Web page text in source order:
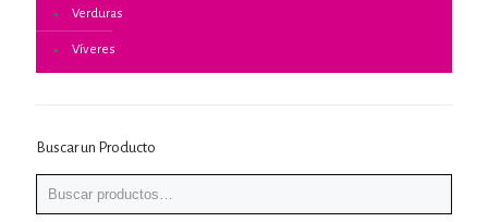
Verduras
Víveres
Buscar un Producto